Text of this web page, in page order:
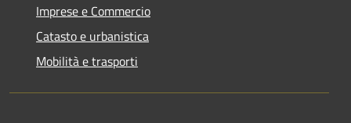
Imprese e Commercio
Catasto e urbanistica
Mobilità e trasporti